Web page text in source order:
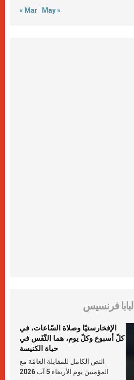
« Mar May »
البابا فرنسيس
الإفخارستيّا وصلاة السّاعات، في
كلّ أسبوع وكلّ يوم، هما النَّفَس في
حياة الكنيسة
النص الكامل للمقابلة العامّة مع
المؤمنين يوم الأربعاء 5 آب 2026